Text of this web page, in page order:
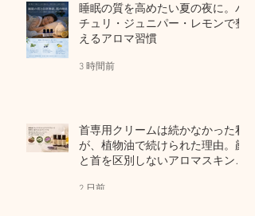
睡眠の質を高めたい夏の夜に。パ
チュリ・ジュニパー・レモンで整
えるアロマ習慣
3 時間前
首専用クリームは続かなかった私
が、植物油で続けられた理由。顔
と首を区別しないアロマスキンケ
2 日前